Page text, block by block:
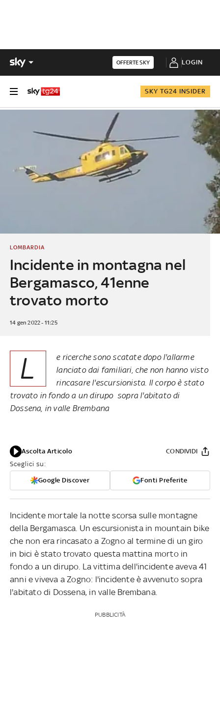
OFFERTE SKY LOGIN
SKY TG24 INSIDER
Incidente in montagna nel
Bergamasco, 41enne
trovato morto
LOMBARDIA
14 gen 2022 - 11:25
L
e ricerche sono scatate dopo l'allarme
lanciato dai familiari, che non hanno visto
rincasare l'escursionista. Il corpo è stato
trovato in fondo a un dirupo sopra l'abitato di
Dossena, in valle Brembana
Ascolta Articolo
Sceglici su:
Google Discover Fonti Preferite
CONDIVIDI
Incidente mortale la notte scorsa sulle montagne
della Bergamasca. Un escursionista in mountain bike
che non era rincasato a Zogno al termine di un giro
in bici è stato trovato questa mattina morto in
fondo a un dirupo. La vittima dell'incidente aveva 41
anni e viveva a Zogno: l'incidente è avvenuto sopra
l'abitato di Dossena, in valle Brembana.
PUBBLICITÀ